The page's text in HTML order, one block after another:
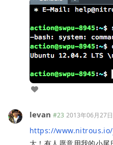
levan #23 2013年06月27日
https://